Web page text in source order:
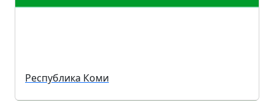
Республика Коми